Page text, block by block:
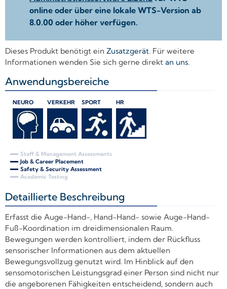
online oder über eine lokale WTS-Version ab
8.0.00 oder höher verfügen.
Dieses Produkt benötigt ein Zusatzgerät. Für weitere
Informationen wenden Sie sich gerne direkt an uns.
Anwendungsbereiche
NEURO VERKEHR SPORT HR
Staff & Management Assessments
Job & Career Placement
Safety & Security Assessment
Academic Testing
Detaillierte Beschreibung
Erfasst die Auge-Hand-, Hand-Hand- sowie Auge-Hand-
Fuß-Koordination im dreidimensionalen Raum.
Bewegungen werden kontrolliert, indem der Rückfluss
sensorischer Informationen aus dem aktuellen
Bewegungsvollzug genutzt wird. Im Hinblick auf den
sensomotorischen Leistungsgrad einer Person sind nicht nur
die angeborenen Fähigkeiten entscheidend, sondern auch